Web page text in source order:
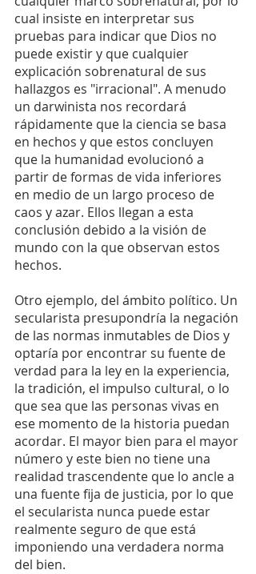
cual insiste en interpretar sus
pruebas para indicar que Dios no
puede existir y que cualquier
explicación sobrenatural de sus
hallazgos es "irracional". A menudo
un darwinista nos recordará
rápidamente que la ciencia se basa
en hechos y que estos concluyen
que la humanidad evolucionó a
partir de formas de vida inferiores
en medio de un largo proceso de
caos y azar. Ellos llegan a esta
conclusión debido a la visión de
mundo con la que observan estos
hechos.
Otro ejemplo, del ámbito político. Un
secularista presupondría la negación
de las normas inmutables de Dios y
optaría por encontrar su fuente de
verdad para la ley en la experiencia,
la tradición, el impulso cultural, o lo
que sea que las personas vivas en
ese momento de la historia puedan
acordar. El mayor bien para el mayor
número y este bien no tiene una
realidad trascendente que lo ancle a
una fuente fija de justicia, por lo que
el secularista nunca puede estar
realmente seguro de que está
imponiendo una verdadera norma
del bien.